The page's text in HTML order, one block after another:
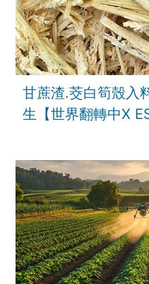
甘蔗渣.茭白筍殼入
生【世界翻轉中X